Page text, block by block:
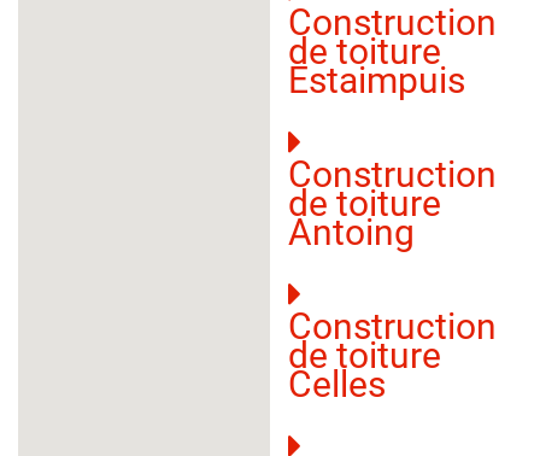
Construction
de toiture
Estaimpuis
Construction
de toiture
Antoing
Construction
de toiture
Celles